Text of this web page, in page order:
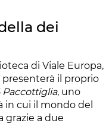
dei
di Viale Europa,
presenterà il proprio
Paccottiglia, uno
in cui il mondo del
grazie a due